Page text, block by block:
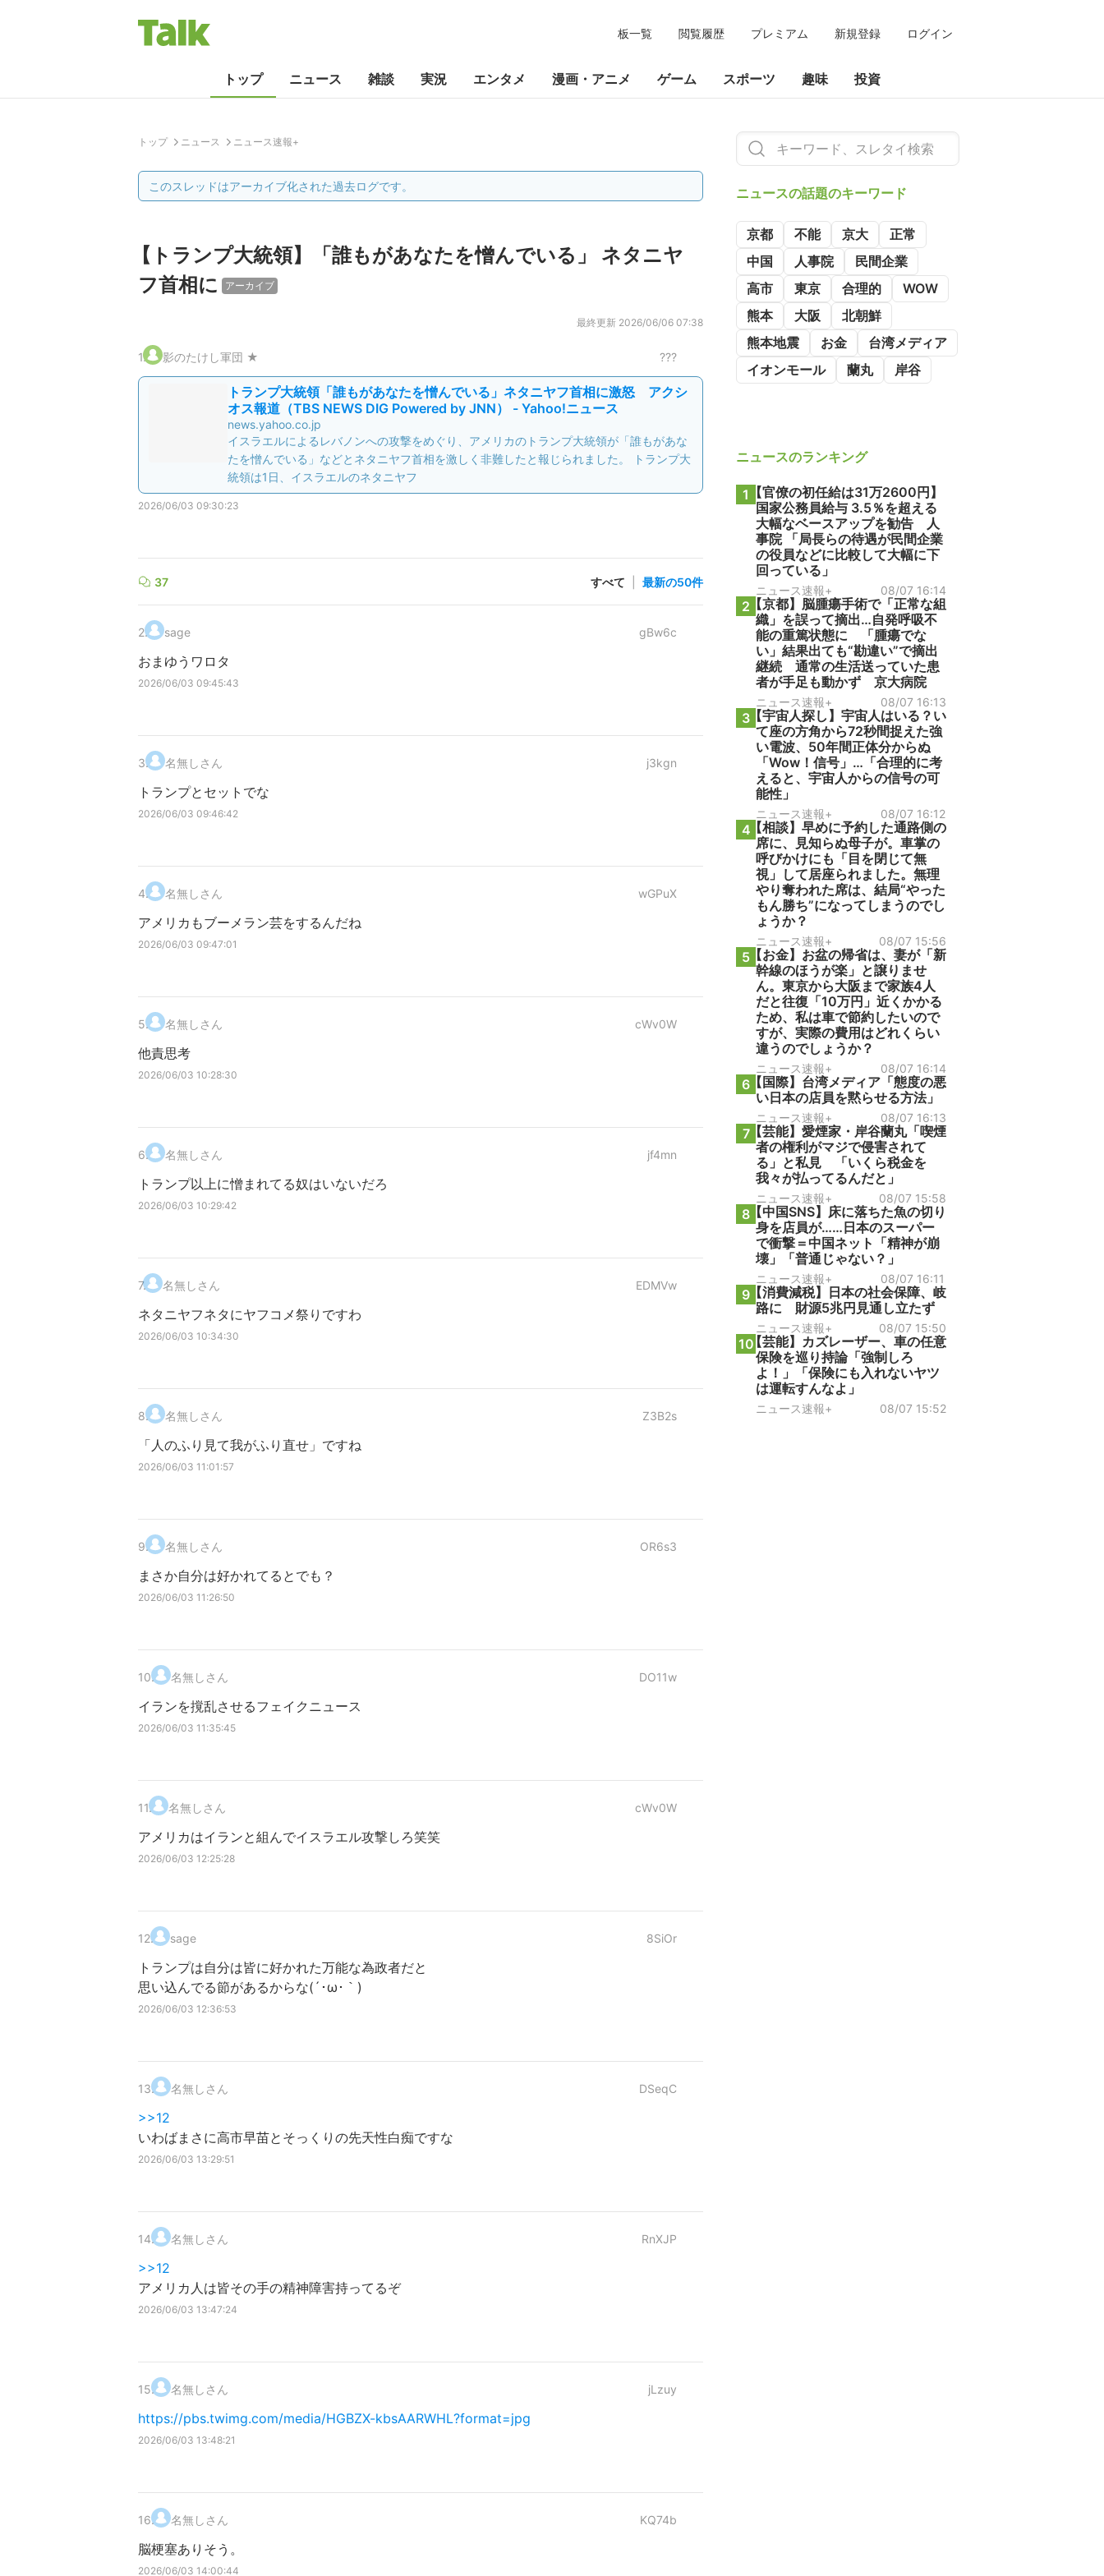
板一覧 閲覧履歴 プレミアム 新規登録 ログイン
トップ ニュース 雑談 実況 エンタメ 漫画・アニメ ゲーム スポーツ 趣味 投資
トップ ニュース ニュース速報+
このスレッドはアーカイブ化された過去ログです。
【トランプ大統領】「誰もがあなたを憎んでいる」 ネタニヤ
フ首相に
アーカイブ
最終更新 2026/06/06 07:38
1. 影のたけし軍団 ★ ???
トランプ大統領「誰もがあなたを憎んでいる」ネタニヤフ首相に激怒 アクシ
オス報道（TBS NEWS DIG Powered by JNN） - Yahoo!ニュース
news.yahoo.co.jp
イスラエルによるレバノンへの攻撃をめぐり、アメリカのトランプ大統領が「誰もがあな
たを憎んでいる」などとネタニヤフ首相を激しく非難したと報じられました。 トランプ大
統領は1日、イスラエルのネタニヤフ
2026/06/03 09:30:23
37 すべて 最新の50件
2. sage gBw6c
おまゆうワロタ
2026/06/03 09:45:43
3. 名無しさん j3kgn
トランプとセットでな
2026/06/03 09:46:42
4. 名無しさん wGPuX
アメリカもブーメラン芸をするんだね
2026/06/03 09:47:01
5. 名無しさん cWv0W
他責思考
2026/06/03 10:28:30
6. 名無しさん jf4mn
トランプ以上に憎まれてる奴はいないだろ
2026/06/03 10:29:42
7. 名無しさん EDMVw
ネタニヤフネタにヤフコメ祭りですわ
2026/06/03 10:34:30
8. 名無しさん Z3B2s
「人のふり見て我がふり直せ」ですね
2026/06/03 11:01:57
9. 名無しさん OR6s3
まさか自分は好かれてるとでも？
2026/06/03 11:26:50
10. 名無しさん DO11w
イランを撹乱させるフェイクニュース
2026/06/03 11:35:45
11. 名無しさん cWv0W
アメリカはイランと組んでイスラエル攻撃しろ笑笑
2026/06/03 12:25:28
12. sage 8SiOr
トランプは自分は皆に好かれた万能な為政者だと
思い込んでる節があるからな(´･ω･｀)
2026/06/03 12:36:53
13. 名無しさん DSeqC
>>12
いわばまさに高市早苗とそっくりの先天性白痴ですな
2026/06/03 13:29:51
14. 名無しさん RnXJP
>>12
アメリカ人は皆その手の精神障害持ってるぞ
2026/06/03 13:47:24
15. 名無しさん jLzuy
https://pbs.twimg.com/media/HGBZX-kbsAARWHL?format=jpg
2026/06/03 13:48:21
16. 名無しさん KQ74b
脳梗塞ありそう。
2026/06/03 14:00:44
ニュースの話題のキーワード
京都 不能 京大
正常
中国
人事院
民間企業
高市
東京 合理的
WOW
熊本
大阪
北朝鮮
熊本地震
お金
台湾メディア
イオンモール
蘭丸 岸谷
ニュースのランキング
1 【官僚の初任給は31万2600円】
国家公務員給与 3.5％を超える
大幅なベースアップを勧告 人
事院 「局長らの待遇が民間企業
の役員などに比較して大幅に下
回っている」
ニュース速報+ 08/07 16:14
2 【京都】脳腫瘍手術で「正常な組
織」を誤って摘出…自発呼吸不
能の重篤状態に 「腫瘍でな
い」結果出ても“勘違い”で摘出
継続 通常の生活送っていた患
者が手足も動かず 京大病院
ニュース速報+ 08/07 16:13
3【宇宙人探し】宇宙人はいる？い
て座の方角から72秒間捉えた強
い電波、50年間正体分からぬ
「Wow！信号」…「合理的に考
えると、宇宙人からの信号の可
能性」
ニュース速報+ 08/07 16:12
4【相談】早めに予約した通路側の
席に、見知らぬ母子が。車掌の
呼びかけにも「目を閉じて無
視」して居座られました。無理
やり奪われた席は、結局“やった
もん勝ち”になってしまうのでし
ょうか？
ニュース速報+ 08/07 15:56
5【お金】お盆の帰省は、妻が「新
幹線のほうが楽」と譲りませ
ん。東京から大阪まで家族4人
だと往復「10万円」近くかかる
ため、私は車で節約したいので
すが、実際の費用はどれくらい
違うのでしょうか？
ニュース速報+ 08/07 16:14
6【国際】台湾メディア「態度の悪
い日本の店員を黙らせる方法」
ニュース速報+ 08/07 16:13
7【芸能】愛煙家・岸谷蘭丸「喫煙
者の権利がマジで侵害されて
る」と私見 「いくら税金を
我々が払ってるんだと」
ニュース速報+ 08/07 15:58
8【中国SNS】床に落ちた魚の切り
身を店員が……日本のスーパー
で衝撃＝中国ネット「精神が崩
壊」「普通じゃない？」
ニュース速報+ 08/07 16:11
9【消費減税】日本の社会保障、岐
路に 財源5兆円見通し立たず
ニュース速報+ 08/07 15:50
10【芸能】カズレーザー、車の任意
保険を巡り持論「強制しろ
よ！」「保険にも入れないヤツ
は運転すんなよ」
ニュース速報+ 08/07 15:52